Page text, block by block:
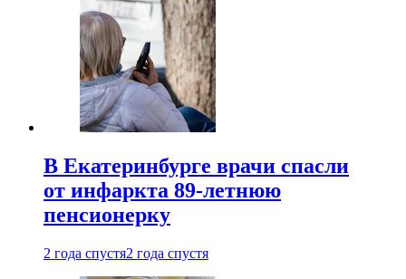
В Екатеринбурге врачи спасли
от инфаркта 89-летнюю
пенсионерку
2 года спустя2 года спустя